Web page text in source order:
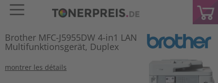
Brother MFC-J5955DW 4-in1 LAN
Multifunktionsgerät, Duplex
montrer les détails